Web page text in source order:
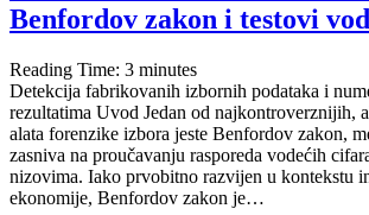
Benfordov zakon i testovi
Reading Time: 3 minutes
Detekcija fabrikovanih izbornih podataka i
rezultatima Uvod Jedan od najkontroverznijih,
alata forenzike izbora jeste Benfordov zakon,
zasniva na proučavanju rasporeda vodećih
nizovima. Iako prvobitno razvijen u kontekstu
ekonomije, Benfordov zakon je…